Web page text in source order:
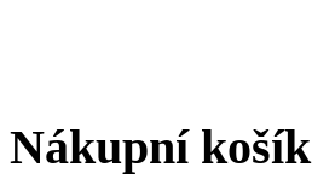
Nákupní košík